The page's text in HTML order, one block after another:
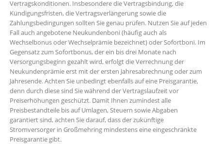
Vertragskonditionen. Insbesondere die Vertragsbindung, die
Kündigungsfristen, die Vertragsverlängerung sowie die
Zahlungsbedingungen sollten Sie genau prüfen. Nutzen Sie auf jeden
Fall auch angebotene Neukundenboni (häufig auch als
Wechselbonus oder Wechselprämie bezeichnet) oder Sofortboni. Im
Gegensatz zum Sofortbonus, der ein bis drei Monate nach
Versorgungsbeginn gezahlt wird, erfolgt die Verrechnung der
Neukundenprämie erst mit der ersten Jahresabrechnung oder zum
Jahresende. Achten Sie unbedingt ebenfalls auf eine Preisgarantie,
denn durch diese sind Sie während der Vertragslaufzeit vor
Preiserhöhungen geschützt. Damit Ihnen zumindest alle
Preisbestandteile bis auf Umlagen, Steuern sowie Abgaben
garantiert sind, achten Sie darauf, dass der zukünftige
Stromversorger in Großmehring mindestens eine eingeschränkte
Preisgarantie gibt.